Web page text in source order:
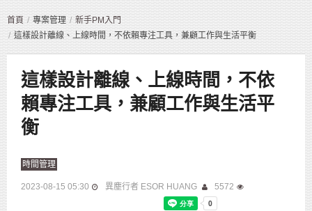
首頁 專案管理
新手PM入門
這樣設計離線、上線時間，不依賴專注工具，兼顧工作與生活平衡
這樣設計離線、上線時間，不依
賴專注工具，兼顧工作與生活平
衡
時間管理
2023-08-15 05:30 異塵行者 ESOR HUANG 5572